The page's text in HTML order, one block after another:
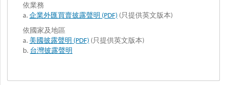
依業務
a.企業外匯買賣披露聲明 (PDF) (只提供英文版本)
依國家及地區
a. 美國披露聲明 (PDF) (只提供英文版本)
b. 台灣披露聲明